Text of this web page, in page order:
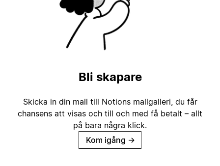
Bli skapare
Skicka in din mall till Notions mallgalleri, du får
chansens att visas och till och med få betalt – allt
på bara några klick.
Kom igång →